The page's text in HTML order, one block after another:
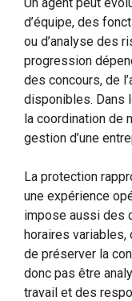
d’équipe, des
ou d’analyse des
progression
des concours, de
disponibles. Dans
la coordination de
gestion d’une
La protection
une expérience
impose aussi des
horaires
de préserver la
donc pas être
travail et des